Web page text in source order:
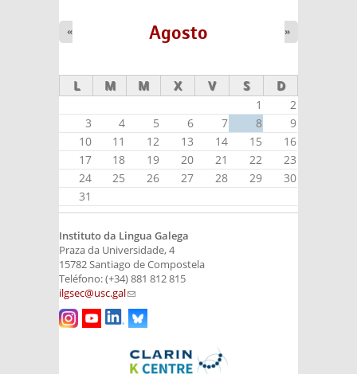
Agosto
« »
L M M X V S D
1
2
3
4 5 6 7 8
9
10
11 12 13 14 15
16
17
18 19 20 21 22
23
24
25 26 27 28 29
30
31
Instituto da Lingua Galega
Praza da Universidade, 4
15782 Santiago de Compostela
Teléfono: (+34) 881 812 815
ilgsec@usc.gal(link sends e-mail)